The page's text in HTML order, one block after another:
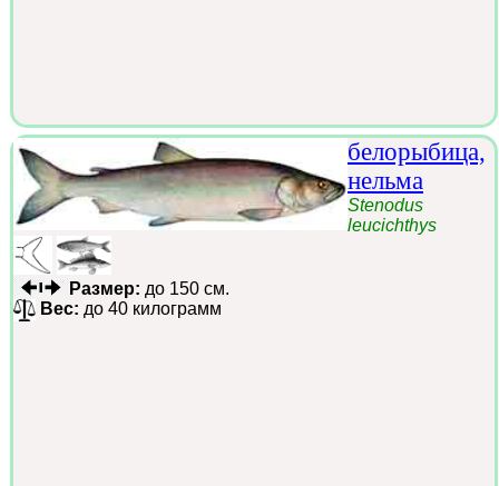
белорыбица,
нельма
Stenodus
leucichthys
Размер: до 150 см.
Вес: до 40 килограмм